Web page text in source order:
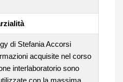
di Stefania Accorsi
acquisite nel corso
interlaboratorio sono
con la massima